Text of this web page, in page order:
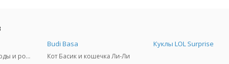
Самокаты, скейтборды и ролики
Budi Basa
Кот Басик и кошечка Ли-Ли
Куклы LOL Surprise